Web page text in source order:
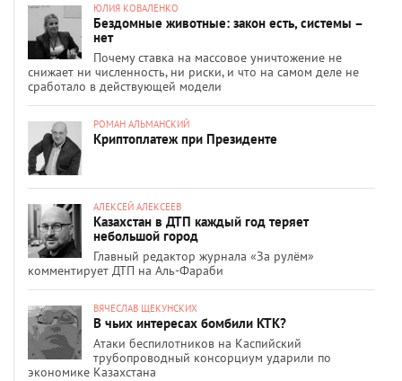
ЮЛИЯ КОВАЛЕНКО
Бездомные животные: закон есть, системы –
нет
Почему ставка на массовое уничтожение не
снижает ни численность, ни риски, и что на самом деле не
сработало в действующей модели
РОМАН АЛЬМАНСКИЙ
Криптоплатеж при Президенте
АЛЕКСЕЙ АЛЕКСЕЕВ
Казахстан в ДТП каждый год теряет
небольшой город
Главный редактор журнала «За рулём»
комментирует ДТП на Аль-Фараби
ВЯЧЕСЛАВ ЩЕКУНСКИХ
В чьих интересах бомбили КТК?
Атаки беспилотников на Каспийский
трубопроводный консорциум ударили по
экономике Казахстана